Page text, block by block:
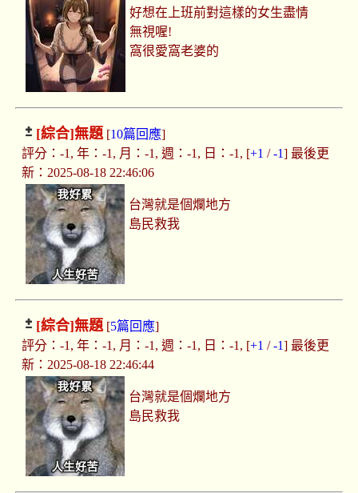
好想在上班前對這樣的女生盡情
無視喔!
窩很愛窩老婆的
[綜合]無題[10篇回應]
評分：-1, 年：-1, 月：-1, 週：-1, 日：-1, [+1 /-1] 最後更
新：2025-08-18 22:46:06
台灣就是個爛地方
島民救我
[綜合]無題[5篇回應]
評分：-1, 年：-1, 月：-1, 週：-1, 日：-1, [+1 /-1] 最後更
新：2025-08-18 22:46:44
台灣就是個爛地方
島民救我